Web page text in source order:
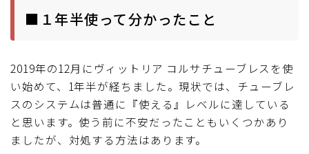
ブルベレポート2016
ブルべレポート2014
ブルべレポート2013
■１年半使って分かったこと
2019年の12月にヴィットリア コルサチューブレスを使
い始めて、1年半が経ちました。現状では、チューブレ
スのシステムは普通に『使える』レベルに達している
と思います。使う前に不安だったこともいくつかあり
ましたが、対処する方法はあります。